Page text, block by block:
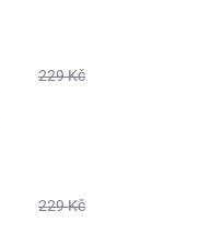
229 Kč
229 Kč